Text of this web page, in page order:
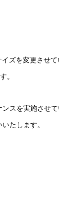
ズを変更させて
。
スを実施させて
たします。